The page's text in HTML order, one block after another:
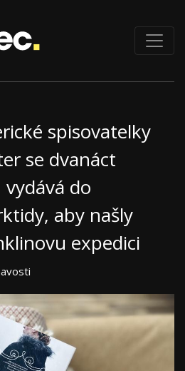
spisovatelky
se dvanáct
do
aby našly
expedici